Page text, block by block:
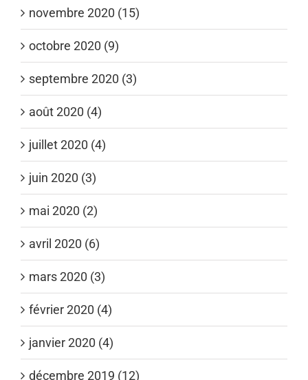
novembre 2020 (15)
octobre 2020 (9)
septembre 2020 (3)
août 2020 (4)
juillet 2020 (4)
juin 2020 (3)
mai 2020 (2)
avril 2020 (6)
mars 2020 (3)
février 2020 (4)
janvier 2020 (4)
décembre 2019 (12)